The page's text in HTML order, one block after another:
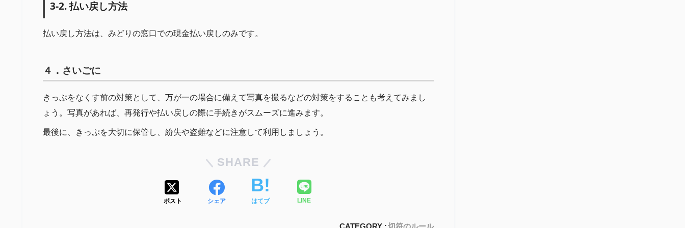
3-2. 払い戻し方法
払い戻し方法は、みどりの窓口での現金払い戻しのみです。
４．さいごに
きっぷをなくす前の対策として、万が一の場合に備えて写真を撮るなどの対策をすることも考えてみまし
ょう。写真があれば、再発行や払い戻しの際に手続きがスムーズに進みます。
最後に、きっぷを大切に保管し、紛失や盗難などに注意して利用しましょう。
SHARE
ポスト シェア はてブ LINE